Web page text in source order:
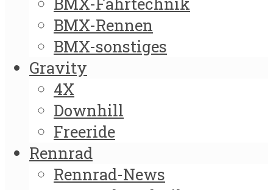
BMX-Rennen
BMX-sonstiges
Gravity
4X
Downhill
Freeride
Rennrad
Rennrad-News